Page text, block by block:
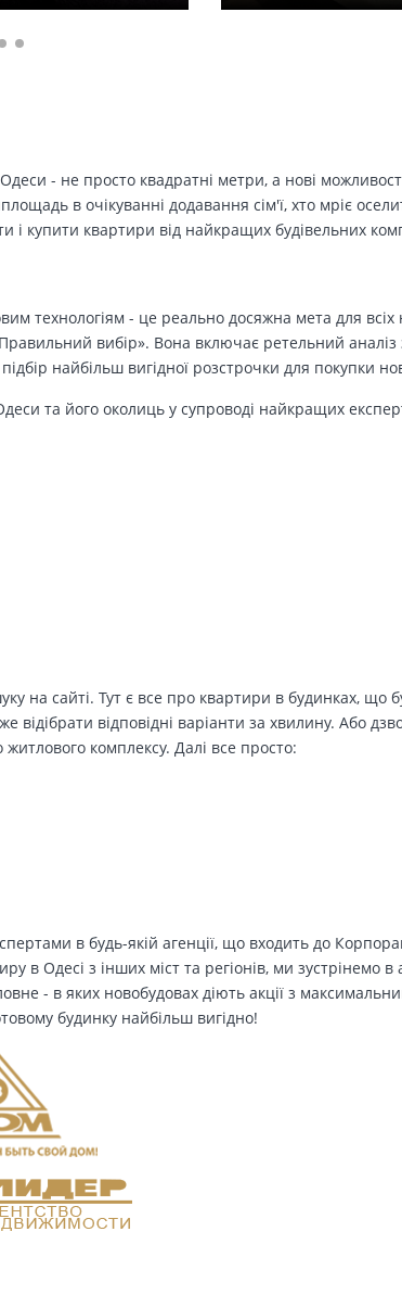
- не просто квадратні метри, а нові
в очікуванні додавання сім'ї, хто мріє
і купити квартири від найкращих будівельних
технологіям - це реально досяжна мета для всіх
вибір». Вона включає ретельний аналіз
найбільш вигідної розстрочки для покупки
та його околиць у супроводі найкращих
на сайті. Тут є все про квартири в будинках, що
відповідні варіанти за хвилину. Або
комплексу. Далі все просто:
в будь-якій агенції, що входить до
в Одесі з інших міст та регіонів, ми зустрінемо
- в яких новобудовах діють акції з
будинку найбільш вигідно!